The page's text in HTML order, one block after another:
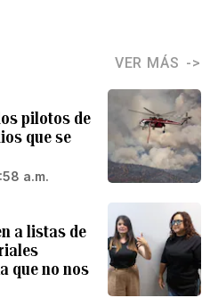
VER MÁS
pilotos de
que se
a.m.
a listas de
que no nos